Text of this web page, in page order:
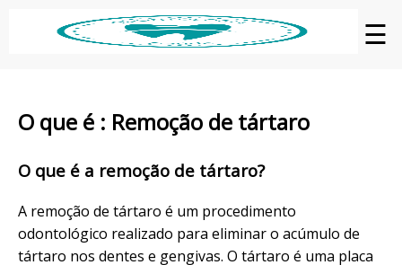
☰
O que é : Remoção de tártaro
O que é a remoção de tártaro?
A remoção de tártaro é um procedimento
odontológico realizado para eliminar o acúmulo de
tártaro nos dentes e gengivas. O tártaro é uma placa